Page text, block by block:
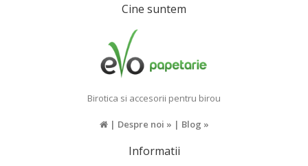
Cine suntem
Birotica si accesorii pentru birou
| Despre noi » | Blog »
Informatii